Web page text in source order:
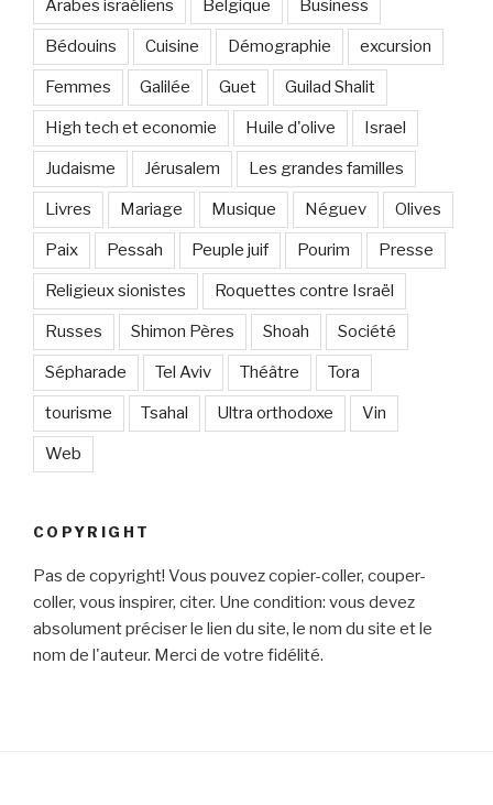
Arabes israéliens Belgique Business
Bédouins Cuisine Démographie excursion
Femmes Galilée Guet Guilad Shalit
High tech et economie Huile d'olive Israel
Judaisme Jérusalem Les grandes familles
Livres Mariage Musique Néguev Olives
Paix Pessah Peuple juif Pourim Presse
Religieux sionistes Roquettes contre Israël
Russes Shimon Pères Shoah Société
Sépharade Tel Aviv Théâtre Tora
tourisme Tsahal Ultra orthodoxe Vin
Web
COPYRIGHT
Pas de copyright! Vous pouvez copier-coller, couper-
coller, vous inspirer, citer. Une condition: vous devez
absolument préciser le lien du site, le nom du site et le
nom de l'auteur. Merci de votre fidélité.